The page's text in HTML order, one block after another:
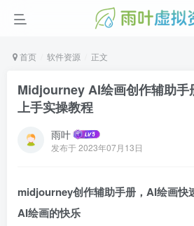
首页 软件资源 正文
Midjourney AI绘画创作辅助手
上手实操教程
雨叶
发布于2023年07月13日
midjourney创作辅助手册，AI绘画快
AI绘画的快乐